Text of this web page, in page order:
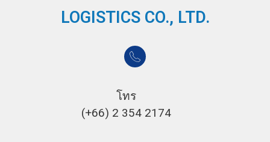
LOGISTICS CO., LTD.
โทร
(+66) 2 354 2174